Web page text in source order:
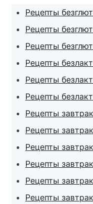
Рецепты
Рецепты
Рецепты
Рецепты
Рецепты
Рецепты
Рецепты
Рецепты
Рецепты
Рецепты
Рецепты
Рецепты